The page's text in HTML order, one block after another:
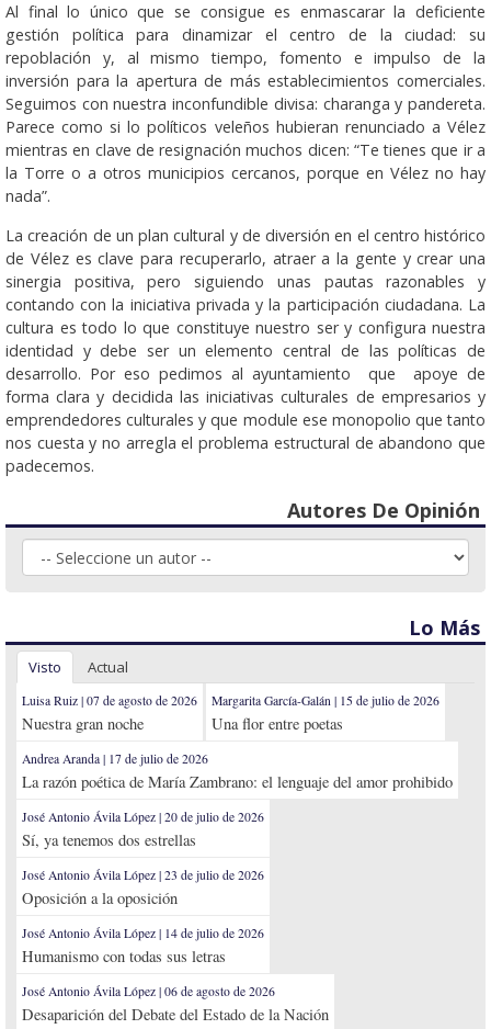
Al final lo único que se consigue es enmascarar la deficiente
gestión política para dinamizar el centro de la ciudad: su
repoblación y, al mismo tiempo, fomento e impulso de la
inversión para la apertura de más establecimientos comerciales.
Seguimos con nuestra inconfundible divisa: charanga y pandereta.
Parece como si lo políticos veleños hubieran renunciado a Vélez
mientras en clave de resignación muchos dicen: “Te tienes que ir a
la Torre o a otros municipios cercanos, porque en Vélez no hay
nada”.
La creación de un plan cultural y de diversión en el centro histórico
de Vélez es clave para recuperarlo, atraer a la gente y crear una
sinergia positiva, pero siguiendo unas pautas razonables y
contando con la iniciativa privada y la participación ciudadana. La
cultura es todo lo que constituye nuestro ser y configura nuestra
identidad y debe ser un elemento central de las políticas de
desarrollo. Por eso pedimos al ayuntamiento que apoye de
forma clara y decidida las iniciativas culturales de empresarios y
emprendedores culturales y que module ese monopolio que tanto
nos cuesta y no arregla el problema estructural de abandono que
padecemos.
Autores De Opinión
Lo Más
Visto Actual
Luisa Ruiz | 07 de agosto de 2026
Nuestra gran noche
Margarita García-Galán | 15 de julio de 2026
Una flor entre poetas
Andrea Aranda | 17 de julio de 2026
La razón poética de María Zambrano: el lenguaje del amor prohibido
José Antonio Ávila López | 20 de julio de 2026
Sí, ya tenemos dos estrellas
José Antonio Ávila López | 23 de julio de 2026
Oposición a la oposición
José Antonio Ávila López | 14 de julio de 2026
Humanismo con todas sus letras
José Antonio Ávila López | 06 de agosto de 2026
Desaparición del Debate del Estado de la Nación